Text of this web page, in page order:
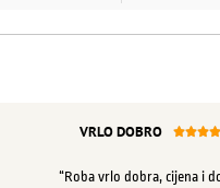
VRLO DOBRO 
“Roba vrlo dobra, cijena i